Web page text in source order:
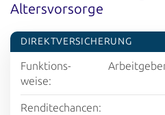
Altersvorsorge
DIREKT­VERSICHERUNG
Funktions­
weise:
Rendite­chancen: